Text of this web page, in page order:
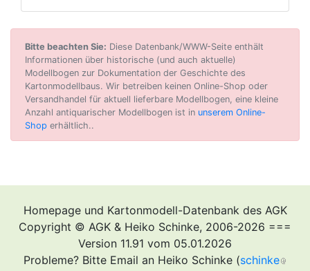
Bitte beachten Sie: Diese Datenbank/WWW-Seite enthält
Informationen über historische (und auch aktuelle)
Modellbogen zur Dokumentation der Geschichte des
Kartonmodellbaus. Wir betreiben keinen Online-Shop oder
Versandhandel für aktuell lieferbare Modellbogen, eine kleine
Anzahl antiquarischer Modellbogen ist in unserem Online-
Shop erhältlich..
Homepage und Kartonmodell-Datenbank des AGK
Copyright © AGK & Heiko Schinke, 2006-2026 ===
Version 11.91 vom 05.01.2026
Probleme? Bitte Email an Heiko Schinke (schinke